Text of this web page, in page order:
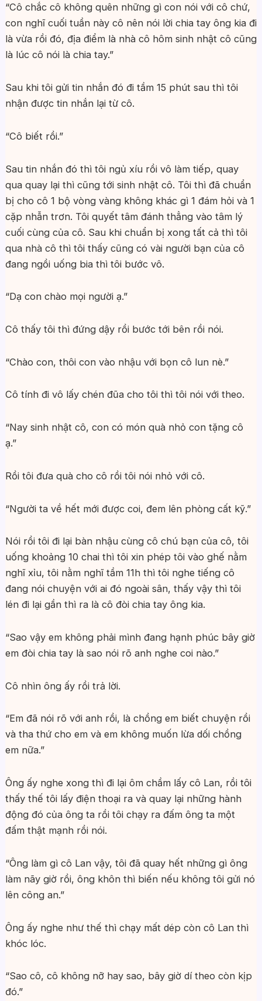
“Cô chắc cô không quên những gì con nói với cô chứ,
con nghĩ cuối tuần này cô nên nói lời chia tay ông kia đi
là vừa rồi đó, địa điểm là nhà cô hôm sinh nhật cô cũng
là lúc cô nói là chia tay.”
Sau khi tôi gửi tin nhắn đó đi tầm 15 phút sau thì tôi
nhận được tin nhắn lại từ cô.
“Cô biết rồi.”
Sau tin nhắn đó thì tôi ngủ xíu rồi vô làm tiếp, quay
qua quay lại thì cũng tới sinh nhật cô. Tôi thì đã chuẩn
bị cho cô 1 bộ vòng vàng không khác gì 1 đám hỏi và 1
cặp nhẫn trơn. Tôi quyết tâm đánh thẳng vào tâm lý
cuối cùng của cô. Sau khi chuẩn bị xong tất cả thì tôi
qua nhà cô thì tôi thấy cũng có vài người bạn của cô
đang ngồi uống bia thì tôi bước vô.
“Dạ con chào mọi người ạ.”
Cô thấy tôi thì đứng dậy rồi bước tới bên rồi nói.
“Chào con, thôi con vào nhậu với bọn cô lun nè.”
Cô tính đi vô lấy chén đũa cho tôi thì tôi nói với theo.
“Nay sinh nhật cô, con có món quà nhỏ con tặng cô
ạ.”
Rồi tôi đưa quà cho cô rồi tôi nói nhỏ với cô.
“Người ta về hết mới được coi, đem lên phòng cất kỹ.”
Nói rồi tôi đi lại bàn nhậu cùng cô chú bạn của cô, tôi
uống khoảng 10 chai thì tôi xin phép tôi vào ghế nằm
nghĩ xỉu, tôi nằm nghĩ tầm 11h thì tôi nghe tiếng cô
đang nói chuyện với ai đó ngoài sân, thấy vậy thì tôi
lén đi lại gần thì ra là cô đòi chia tay ông kia.
“Sao vậy em không phải mình đang hạnh phúc bây giờ
em đòi chia tay là sao nói rõ anh nghe coi nào.”
Cô nhìn ông ấy rồi trả lời.
“Em đã nói rõ với anh rồi, là chồng em biết chuyện rồi
và tha thứ cho em và em không muốn lừa dối chồng
em nữa.”
Ông ấy nghe xong thì đi lại ôm chầm lấy cô Lan, rồi tôi
thấy thế tôi lấy điện thoại ra và quay lại những hành
động đó của ông ta rồi tôi chạy ra đấm ông ta một
đấm thật mạnh rồi nói.
“Ông làm gì cô Lan vậy, tôi đã quay hết những gì ông
làm nãy giờ rồi, ông khôn thì biến nếu không tôi gửi nó
lên công an.”
Ông ấy nghe như thế thì chạy mất dép còn cô Lan thì
khóc lóc.
“Sao cô, cô không nỡ hay sao, bây giờ dí theo còn kịp
đó.”